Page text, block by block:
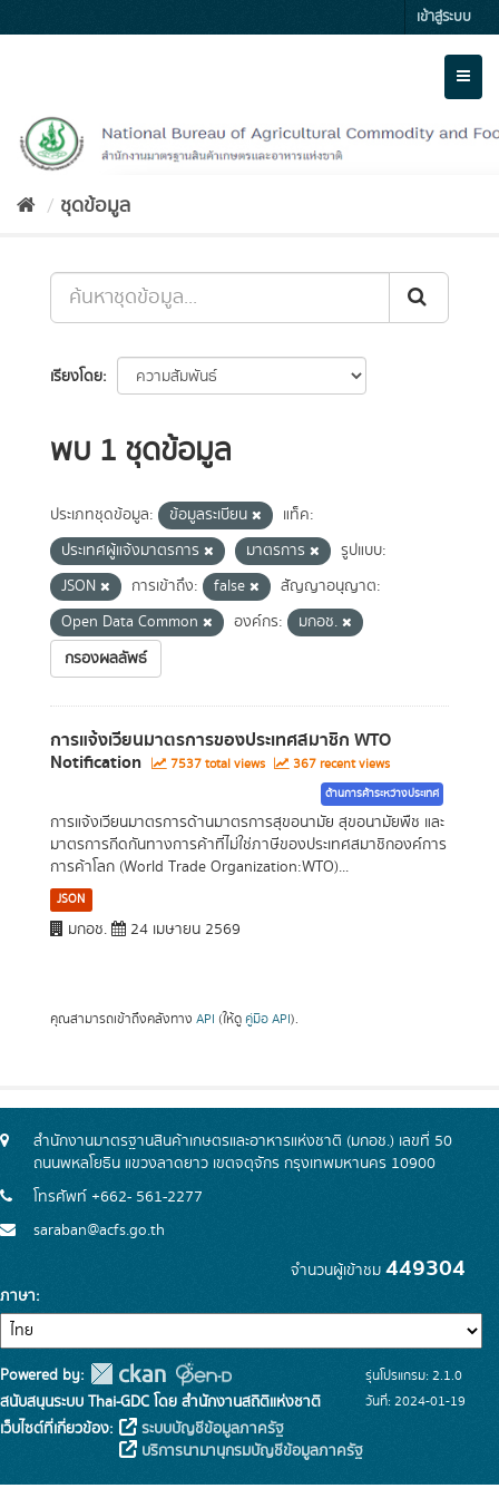
to
เข้าสู่ระบบ
ชุดข้อมูล
เรียงโดย
พบ 1 ชุดข้อมูล
ประเภทชุดข้อมูล: ข้อมูลระเบียน
แท็ค:
ประเทศผู้แจ้งมาตรการ
มาตรการ
รูปแบบ:
JSON
การเข้าถึง: false
สัญญาอนุญาต:
Open Data Common
องค์กร:
มกอช.
กรองผลลัพธ์
การแจ้งเวียนมาตรการของประเทศสมาชิก WTO
Notification 7537 total views 367 recent views
ด้านการค้าระหว่างประเทศ
การแจ้งเวียนมาตรการด้านมาตรการสุขอนามัย สุขอนามัยพืช และ
มาตรการกีดกันทางการค้าที่ไม่ใช่ภาษีของประเทศสมาชิกองค์การ
การค้าโลก (World Trade Organization:WTO)...
JSON
มกอช. 24 เมษายน 2569
คุณสามารถเข้าถึงคลังทาง API (ให้ดู คู่มือ API).
สำนักงานมาตรฐานสินค้าเกษตรและอาหารแห่งชาติ (มกอช.) เลขที่ 50
ถนนพหลโยธิน แขวงลาดยาว เขตจตุจักร กรุงเทพมหานคร 10900
โทรศัพท์ +662- 561-2277
saraban@acfs.go.th
จำนวนผู้เข้าชม 449304
ภาษา
Powered by:
สนับสนุนระบบ Thai-GDC โดย สำนักงานสถิติแห่งชาติ
เว็บไซต์ที่เกี่ยวข้อง:
ระบบบัญชีข้อมูลภาครัฐ
บริการนามานุกรมบัญชีข้อมูลภาครัฐ
รุ่นโปรแกรม: 2.1.0
วันที่: 2024-01-19